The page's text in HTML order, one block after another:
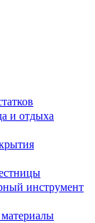
и отдыха
инструмент